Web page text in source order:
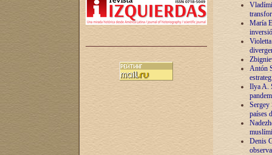
María
Antón
Ilya A.
Sergey
países
Denis